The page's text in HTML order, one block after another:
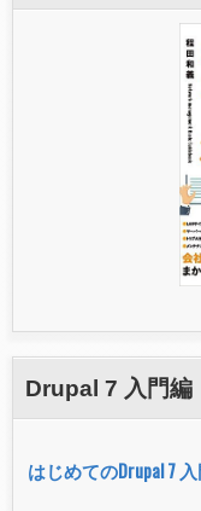
Drupal 7 入門編
はじめてのDrupal 7